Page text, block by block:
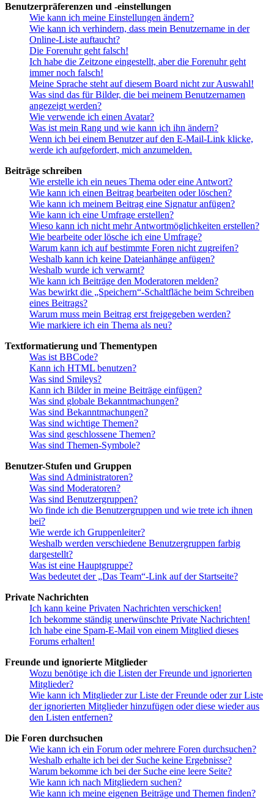
Benutzerpräferenzen und -einstellungen
Wie kann ich meine Einstellungen ändern?
Wie kann ich verhindern, dass mein Benutzername in der
Online-Liste auftaucht?
Die Forenuhr geht falsch!
Ich habe die Zeitzone eingestellt, aber die Forenuhr geht
immer noch falsch!
Meine Sprache steht auf diesem Board nicht zur Auswahl!
Was sind das für Bilder, die bei meinem Benutzernamen
angezeigt werden?
Wie verwende ich einen Avatar?
Was ist mein Rang und wie kann ich ihn ändern?
Wenn ich bei einem Benutzer auf den E-Mail-Link klicke,
werde ich aufgefordert, mich anzumelden.
Beiträge schreiben
Wie erstelle ich ein neues Thema oder eine Antwort?
Wie kann ich einen Beitrag bearbeiten oder löschen?
Wie kann ich meinem Beitrag eine Signatur anfügen?
Wie kann ich eine Umfrage erstellen?
Wieso kann ich nicht mehr Antwortmöglichkeiten erstellen?
Wie bearbeite oder lösche ich eine Umfrage?
Warum kann ich auf bestimmte Foren nicht zugreifen?
Weshalb kann ich keine Dateianhänge anfügen?
Weshalb wurde ich verwarnt?
Wie kann ich Beiträge den Moderatoren melden?
Was bewirkt die „Speichern“-Schaltfläche beim Schreiben
eines Beitrags?
Warum muss mein Beitrag erst freigegeben werden?
Wie markiere ich ein Thema als neu?
Textformatierung und Thementypen
Was ist BBCode?
Kann ich HTML benutzen?
Was sind Smileys?
Kann ich Bilder in meine Beiträge einfügen?
Was sind globale Bekanntmachungen?
Was sind Bekanntmachungen?
Was sind wichtige Themen?
Was sind geschlossene Themen?
Was sind Themen-Symbole?
Benutzer-Stufen und Gruppen
Was sind Administratoren?
Was sind Moderatoren?
Was sind Benutzergruppen?
Wo finde ich die Benutzergruppen und wie trete ich ihnen
bei?
Wie werde ich Gruppenleiter?
Weshalb werden verschiedene Benutzergruppen farbig
dargestellt?
Was ist eine Hauptgruppe?
Was bedeutet der „Das Team“-Link auf der Startseite?
Private Nachrichten
Ich kann keine Privaten Nachrichten verschicken!
Ich bekomme ständig unerwünschte Private Nachrichten!
Ich habe eine Spam-E-Mail von einem Mitglied dieses
Forums erhalten!
Freunde und ignorierte Mitglieder
Wozu benötige ich die Listen der Freunde und ignorierten
Mitglieder?
Wie kann ich Mitglieder zur Liste der Freunde oder zur Liste
der ignorierten Mitglieder hinzufügen oder diese wieder aus
den Listen entfernen?
Die Foren durchsuchen
Wie kann ich ein Forum oder mehrere Foren durchsuchen?
Weshalb erhalte ich bei der Suche keine Ergebnisse?
Warum bekomme ich bei der Suche eine leere Seite?
Wie kann ich nach Mitgliedern suchen?
Wie kann ich meine eigenen Beiträge und Themen finden?